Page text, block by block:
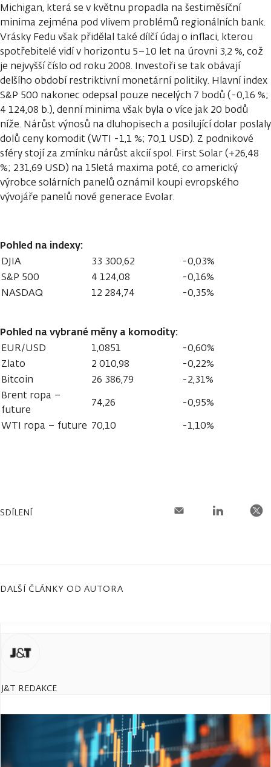
Michigan, která se v květnu propadla na šestiměsíční
minima zejména pod vlivem problémů regionálních bank.
Vrásky Fedu však přidělal také dílčí údaj o inflaci, kterou
spotřebitelé vidí v horizontu 5–10 let na úrovni 3,2 %, což
je nejvyšší číslo od roku 2008. Investoři se tak obávají
delšího období restriktivní monetární politiky. Hlavní index
S&P 500 nakonec odepsal pouze necelých 7 bodů (-0,16 %;
4 124,08 b.), denní minima však byla o více jak 20 bodů
níže. Nárůst výnosů na dluhopisech a posilující dolar poslaly
dolů ceny komodit (WTI -1,1 %; 70,1 USD). Z podnikové
sféry stojí za zmínku nárůst akcií spol. First Solar (+26,48
%; 231,69 USD) na 15letá maxima poté, co americký
výrobce solárních panelů oznámil koupi evropského
vývojáře panelů nové generace Evolar.
Pohled na indexy:
DJIA 33 300,62
-0,03%
S&P 500
4 124,08
-0,16%
NASDAQ
12 284,74 -0,35%
Pohled na vybrané měny a komodity:
EUR/USD 1,0851
-0,60%
Zlato
2 010,98
-0,22%
Bitcoin
26 386,79
-2,31%
Brent ropa –
future
74,26
-0,95%
WTI ropa – future 70,10 -1,10%
SDÍLENÍ
DALŠÍ ČLÁNKY OD AUTORA
J&T REDAKCE